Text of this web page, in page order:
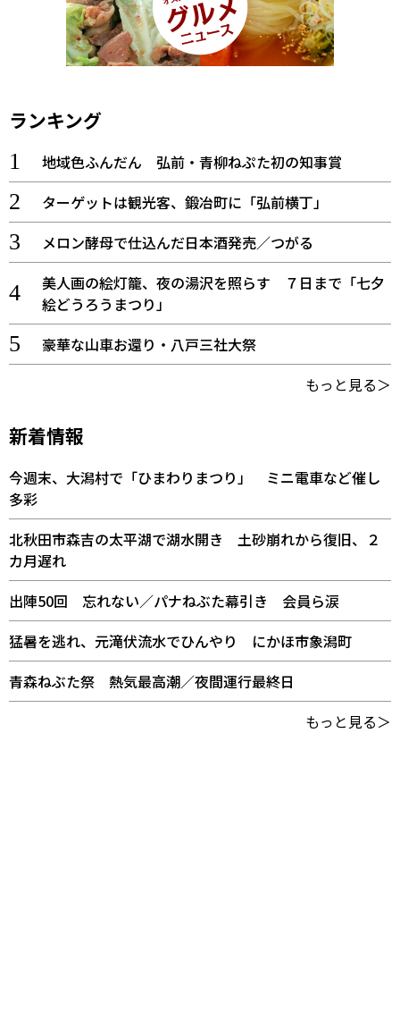
ランキング
地域色ふんだん 弘前・青柳ねぷた初の知事賞
ターゲットは観光客、鍛冶町に「弘前横丁」
メロン酵母で仕込んだ日本酒発売／つがる
美人画の絵灯籠、夜の湯沢を照らす ７日まで「七夕
絵どうろうまつり」
豪華な山車お還り・八戸三社大祭
もっと見る＞
新着情報
今週末、大潟村で「ひまわりまつり」 ミニ電車など催し
多彩
北秋田市森吉の太平湖で湖水開き 土砂崩れから復旧、２
カ月遅れ
出陣50回 忘れない／パナねぶた幕引き 会員ら涙
猛暑を逃れ、元滝伏流水でひんやり にかほ市象潟町
青森ねぶた祭 熱気最高潮／夜間運行最終日
もっと見る＞